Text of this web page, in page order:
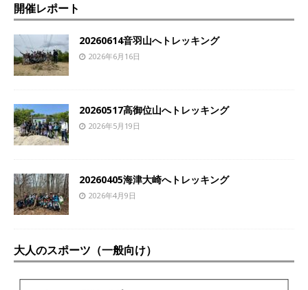
開催レポート
20260614音羽山へトレッキング
2026年6月16日
20260517高御位山へトレッキング
2026年5月19日
20260405海津大崎へトレッキング
2026年4月9日
大人のスポーツ（一般向け）